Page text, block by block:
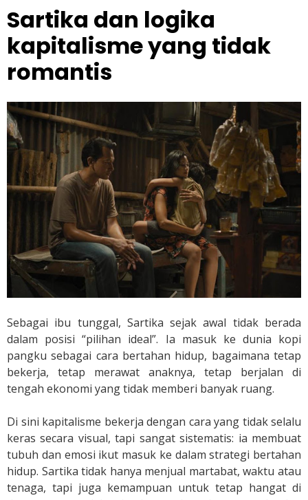
Sartika dan logika
kapitalisme yang tidak
romantis
Sebagai ibu tunggal, Sartika sejak awal tidak berada
dalam posisi “pilihan ideal”. Ia masuk ke dunia kopi
pangku sebagai cara bertahan hidup, bagaimana tetap
bekerja, tetap merawat anaknya, tetap berjalan di
tengah ekonomi yang tidak memberi banyak ruang.
Di sini kapitalisme bekerja dengan cara yang tidak selalu
keras secara visual, tapi sangat sistematis: ia membuat
tubuh dan emosi ikut masuk ke dalam strategi bertahan
hidup. Sartika tidak hanya menjual martabat, waktu atau
tenaga, tapi juga kemampuan untuk tetap hangat di